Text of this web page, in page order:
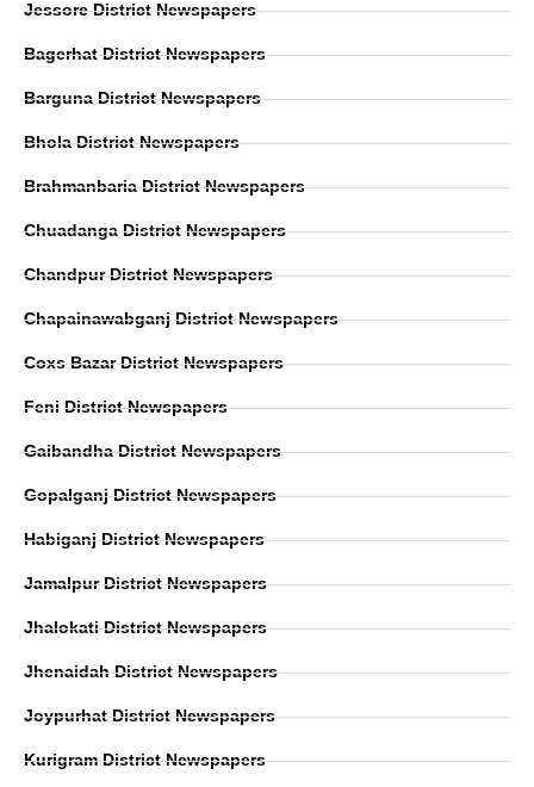
Jessore District Newspapers
Bagerhat District Newspapers
Barguna District Newspapers
Bhola District Newspapers
Brahmanbaria District Newspapers
Chuadanga District Newspapers
Chandpur District Newspapers
Chapainawabganj District Newspapers
Coxs Bazar District Newspapers
Feni District Newspapers
Gaibandha District Newspapers
Gopalganj District Newspapers
Habiganj District Newspapers
Jamalpur District Newspapers
Jhalokati District Newspapers
Jhenaidah District Newspapers
Joypurhat District Newspapers
Kurigram District Newspapers